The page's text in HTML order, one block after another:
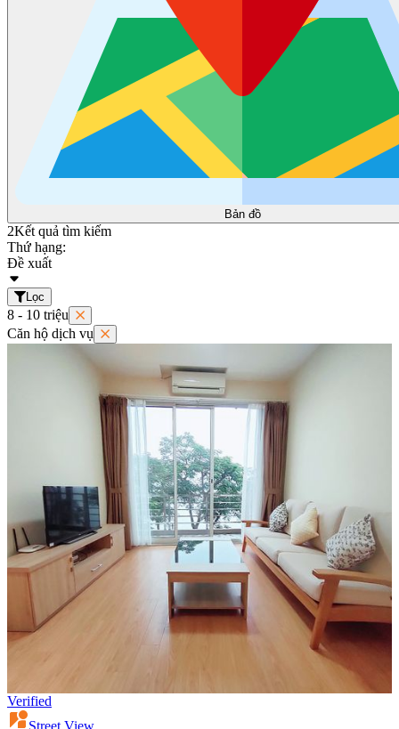
Bản đồ
2Kết quả tìm kiếm
Thứ hạng:
Đề xuất
Lọc
8 - 10 triệu
Căn hộ dịch vụ
Verified
Street View